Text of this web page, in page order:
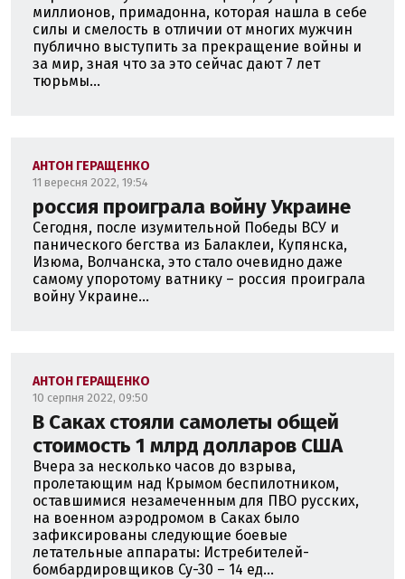
миллионов, примадонна, которая нашла в себе
силы и смелость в отличии от многих мужчин
публично выступить за прекращение войны и
за мир, зная что за это сейчас дают 7 лет
тюрьмы...
АНТОН ГЕРАЩЕНКО
11 вересня 2022, 19:54
россия проиграла войну Украине
Сегодня, после изумительной Победы ВСУ и
панического бегства из Балаклеи, Купянска,
Изюма, Волчанска, это стало очевидно даже
самому упоротому ватнику – россия проиграла
войну Украине...
АНТОН ГЕРАЩЕНКО
10 серпня 2022, 09:50
В Саках стояли самолеты общей
стоимость 1 млрд долларов США
Вчера за несколько часов до взрыва,
пролетающим над Крымом беспилотником,
оставшимися незамеченным для ПВО русских,
на военном аэродромом в Саках было
зафиксированы следующие боевые
летательные аппараты: Истребителей-
бомбардировщиков Су-30 – 14 ед...